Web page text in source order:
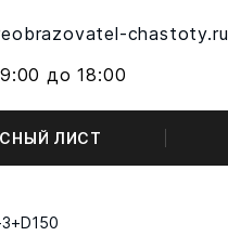
chastoty.ru
до 18:00
ЛИСТ